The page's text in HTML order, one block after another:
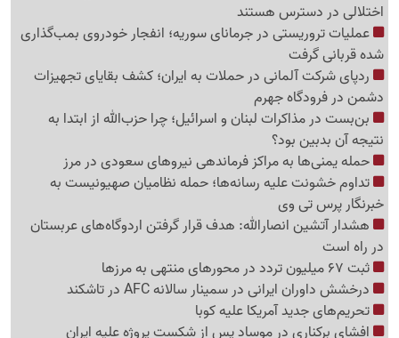
اختلالی در دسترس هستند
عملیات تروریستی در جرمانای سوریه؛ انفجار خودروی بمب‌گذاری
شده قربانی گرفت
ردپای شرکت آلمانی در حملات به ایران؛ کشف بقایای تجهیزات
دشمن در فرودگاه جهرم
بن‌بست در مذاکرات لبنان و اسرائیل؛ چرا حزب‌الله از ابتدا به
نتیجه آن بدبین بود؟
حمله یمنی‌ها به مراکز فرماندهی نیروهای سعودی در مرز
تداوم خشونت علیه رسانه‌ها؛ حمله نظامیان صهیونیست به
خبرنگار پرس تی وی
هشدار آتشین انصارالله: هدف قرار گرفتن اردوگاه‌های عربستان
در راه است
ثبت 67 میلیون تردد در محورهای منتهی به مرزها
درخشش داوران ایرانی در سمینار سالانه AFC در تاشکند
تحریم‌های جدید آمریکا علیه کوبا
افشای برکناری در موساد پس از شکست پروژه علیه ایران